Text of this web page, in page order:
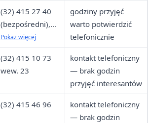
(32) 415 35 06
wew. 21
(32) 415 27 40
(bezpośredni),
(32) 415 43 20 /
(32) 415 35 06
wew. 22
Pokaż więcej
godziny przyjęć
warto potwierdzić
telefonicznie
(32) 415 10 73
wew. 23
kontakt telefoniczny
— brak godzin
przyjęć interesantów
(32) 415 46 96
kontakt telefoniczny
— brak godzin